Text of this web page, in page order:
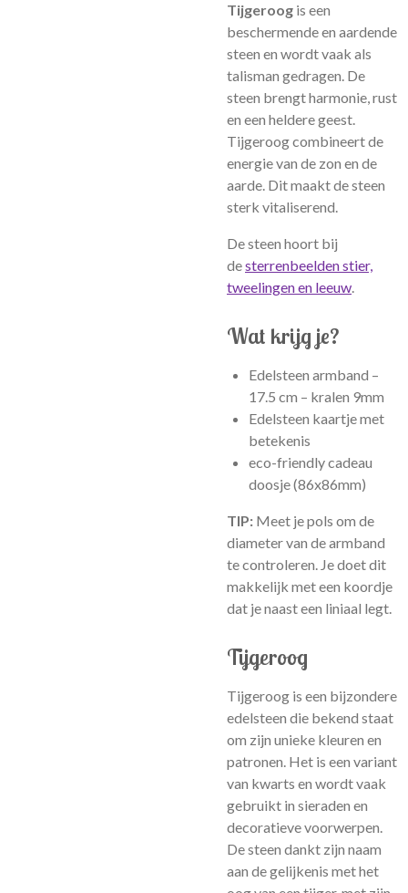
Tijgeroog is een
beschermende en aardende
steen en wordt vaak als
talisman gedragen. De
steen brengt harmonie, rust
en een heldere geest.
Tijgeroog combineert de
energie van de zon en de
aarde. Dit maakt de steen
sterk vitaliserend.
De steen hoort bij
desterrenbeelden stier,
tweelingen en leeuw.
Wat krijg je?
Edelsteen armband –
17.5 cm – kralen 9mm
Edelsteen kaartje met
betekenis
eco-friendly cadeau
doosje (86x86mm)
TIP: Meet je pols om de
diameter van de armband
te controleren. Je doet dit
makkelijk met een koordje
dat je naast een liniaal legt.
Tijgeroog
Tijgeroog is een bijzondere
edelsteen die bekend staat
om zijn unieke kleuren en
patronen. Het is een variant
van kwarts en wordt vaak
gebruikt in sieraden en
decoratieve voorwerpen.
De steen dankt zijn naam
aan de gelijkenis met het